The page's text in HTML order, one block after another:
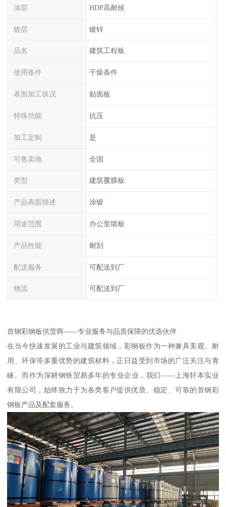
涂层 HDP高耐候
镀层 镀锌
品名 建筑工程板
使用条件 干燥条件
表面加工状况 贴面板
特殊功能 抗压
加工定制 是
可售卖地 全国
类型 建筑覆膜板
产品表面描述 涂镀
用途范围 办公室墙板
产品性能 耐刮
配送服务 可配送到厂
物流 可配送到厂
首钢彩钢板供货商——专业服务与品质保障的优选伙伴
在当今快速发展的工业与建筑领域，彩钢板作为一种兼具美观、耐
用、环保等多重优势的建筑材料，正日益受到市场的广泛关注与青
睐。而作为深耕钢铁贸易多年的专业企业，我们——上海轩本实业
有限公司，始终致力于为各类客户提供优质、稳定、可靠的首钢彩
钢板产品及配套服务。